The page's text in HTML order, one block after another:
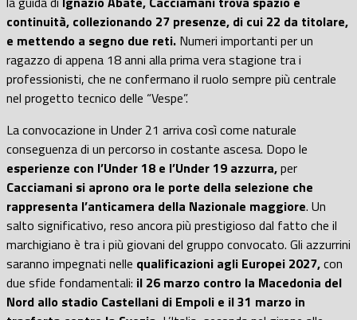
continuità, collezionando 27 presenze, di cui 22 da titolare,
e mettendo a segno due reti. Numeri importanti per un
ragazzo di appena 18 anni alla prima vera stagione tra i
professionisti, che ne confermano il ruolo sempre più centrale
nel progetto tecnico delle “Vespe”.
La convocazione in Under 21 arriva così come naturale
conseguenza di un percorso in costante ascesa. Dopo le
esperienze con l’Under 18 e l’Under 19 azzurra,per
Cacciamani si aprono ora le porte della selezione che
rappresenta l’anticamera della Nazionale maggiore. Un
salto significativo, reso ancora più prestigioso dal fatto che il
marchigiano è tra i più giovani del gruppo convocato. Gli azzurrini
saranno impegnati nelle qualificazioni agli Europei 2027,con
due sfide fondamentali: il 26 marzo contro la Macedonia del
Nord allo stadio Castellani di Empoli e il 31 marzo in